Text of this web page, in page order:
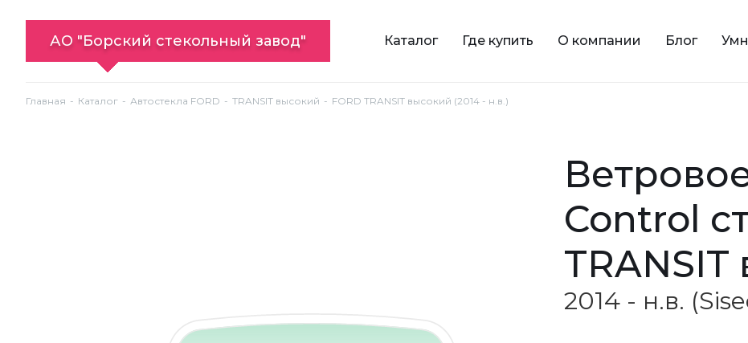
АО "Борский стекольный завод" Каталог Где купить О компании Блог
Главная Каталог Автостекла FORD TRANSIT высокий FORD TRANSIT высокий (2014 - н.в.)
ветровое зеленое Solar
Control
2014 - н.в.